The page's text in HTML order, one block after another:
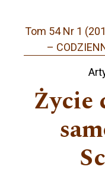
Tom 54 Nr 1
–
Życie